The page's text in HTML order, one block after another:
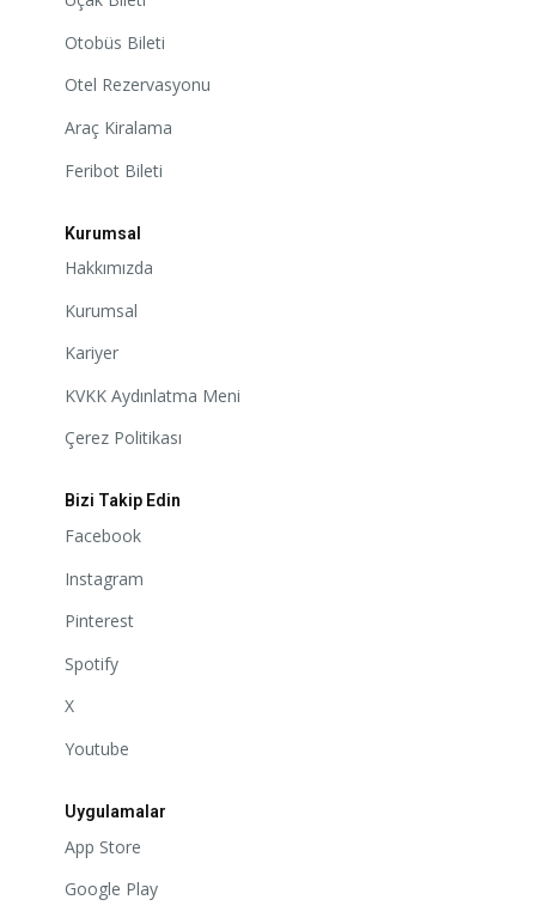
Otobüs Bileti
Otel Rezervasyonu
Araç Kiralama
Feribot Bileti
Kurumsal
Hakkımızda
Kurumsal
Kariyer
KVKK Aydınlatma Meni
Çerez Politikası
Bizi Takip Edin
Facebook
Instagram
Pinterest
Spotify
X
Youtube
Uygulamalar
App Store
Google Play